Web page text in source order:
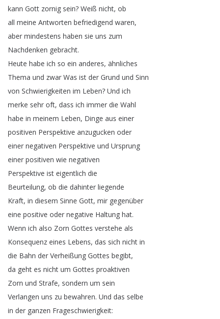
kann Gott zornig sein? Weiß nicht, ob
all meine Antworten befriedigend waren,
aber mindestens haben sie uns zum
Nachdenken gebracht.
Heute habe ich so ein anderes, ähnliches
Thema und zwar Was ist der Grund und Sinn
von Schwierigkeiten im Leben? Und ich
merke sehr oft, dass ich immer die Wahl
habe in meinem Leben, Dinge aus einer
positiven Perspektive anzugucken oder
einer negativen Perspektive und Ursprung
einer positiven wie negativen
Perspektive ist eigentlich die
Beurteilung, ob die dahinter liegende
Kraft, in diesem Sinne Gott, mir gegenüber
eine positive oder negative Haltung hat.
Wenn ich also Zorn Gottes verstehe als
Konsequenz eines Lebens, das sich nicht in
die Bahn der Verheißung Gottes begibt,
da geht es nicht um Gottes proaktiven
Zorn und Strafe, sondern um sein
Verlangen uns zu bewahren. Und das selbe
in der ganzen Frageschwierigkeit: